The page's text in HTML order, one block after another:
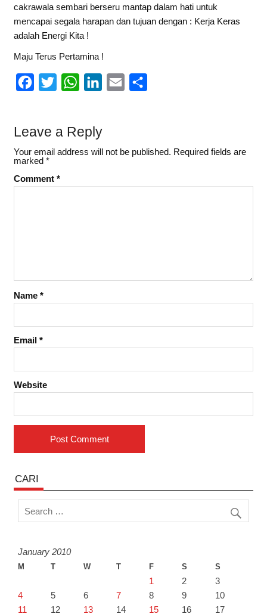
cakrawala sembari berseru mantap dalam hati untuk
mencapai segala harapan dan tujuan dengan : Kerja Keras
adalah Energi Kita !
Maju Terus Pertamina !
e
b
o
t
t
r
W
t
s
p
e
I
l
e
Leave a Reply
Your email address will not be published. Required fields are
marked *
Comment *
Name *
Email *
Website
CARI
January 2010
M T W T F S S
1 2
3
4
5 6 7 8 9
10
11
12 13 14 15 16
17